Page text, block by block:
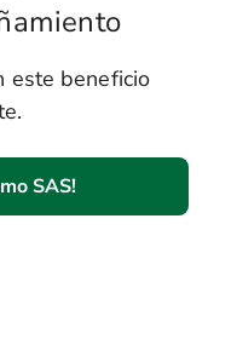
este beneficio
SAS!